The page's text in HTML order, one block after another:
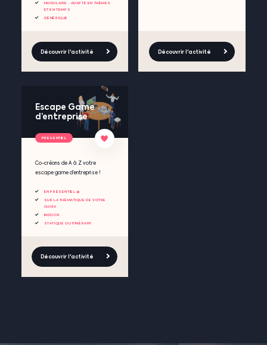
MODULAIRE : ADAPTÉ EN THÈMES
ET EN TEMPS
GÉNÉRIQUE
Découvrir l'activité Découvrir l'activité
Escape Game
d’entreprise
Co-créons de A à Z votre
escape game d’entreprise !
EN PRÉSENTIEL 🧺
SUR LA THÉMATIQUE DE VOTRE
CHOIX
INDOOR
STATIQUE OU ITINÉRANT
Découvrir l'activité
PRESENTIEL